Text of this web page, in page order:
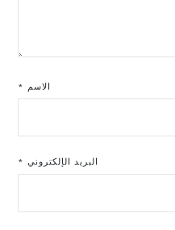
الاسم *
البريد الإلكتروني *